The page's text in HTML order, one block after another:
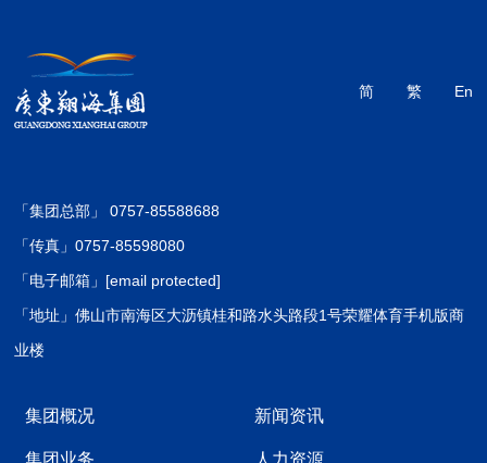
简 繁 En
「集团总部」 0757-85588688
「传真」0757-85598080
「电子邮箱」 [email protected]
「地址」佛山市南海区大沥镇桂和路水头路段1号荣耀体育手机版商
业楼
集团概况 新闻资讯